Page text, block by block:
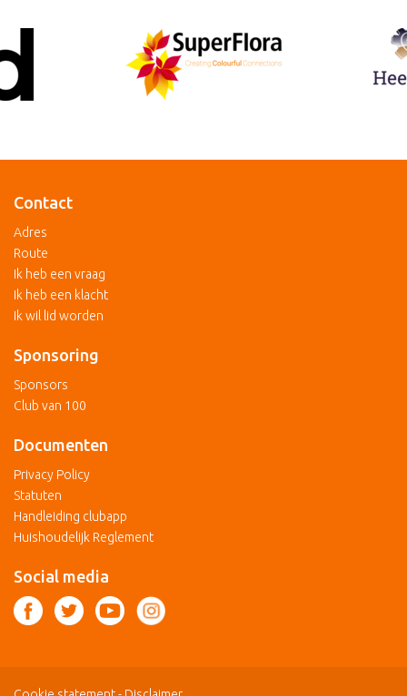
Contact
Adres
Route
Ik heb een vraag
Ik heb een klacht
Ik wil lid worden
Sponsoring
Sponsors
Club van 100
Documenten
Privacy Policy
Statuten
Handleiding clubapp
Huishoudelijk Reglement
Social media